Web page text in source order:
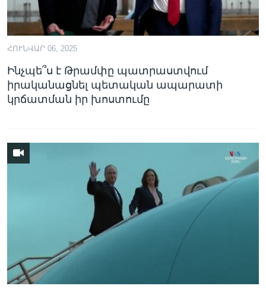
ՀՈՒՆՎԱՐ 06, 2025
Ինչպե՞ս է Թրամփը պատրաստվում
իրականացնել պետական ապարատի
կրճատման իր խոստումը